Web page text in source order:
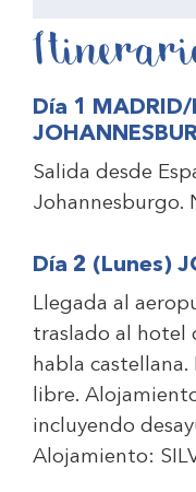
Día 1 MADRID/
Salida desde
Johannesburgo.
Día 2 (Lunes)
Llegada al
traslado al hotel
habla castellana.
libre.
incluyendo
Alojamiento: